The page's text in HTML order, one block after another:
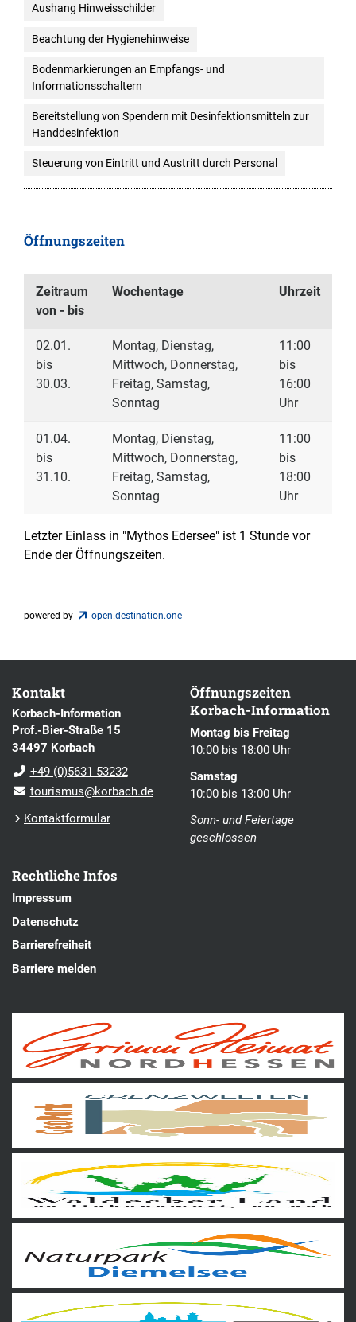
Aushang Hinweisschilder
Beachtung der Hygienehinweise
Bodenmarkierungen an Empfangs- und
Informationsschaltern
Bereitstellung von Spendern mit Desinfektionsmitteln zur
Handdesinfektion
Steuerung von Eintritt und Austritt durch Personal
Öffnungszeiten
Zeitraum
von - bis
Wochentage Uhrzeit
02.01.
bis
30.03.
Montag, Dienstag,
Mittwoch, Donnerstag,
Freitag, Samstag,
Sonntag
11:00
bis
16:00
Uhr
01.04.
bis
31.10.
Montag, Dienstag,
Mittwoch, Donnerstag,
Freitag, Samstag,
Sonntag
11:00
bis
18:00
Uhr
Letzter Einlass in "Mythos Edersee" ist 1 Stunde vor
Ende der Öffnungszeiten.
powered by open.destination.one
Kontakt
Korbach-Information
Prof.-Bier-Straße 15
34497 Korbach
+49 (0)5631 53232
tourismus@korbach.de
Kontaktformular
Öffnungszeiten
Korbach-Information
Montag bis Freitag
10:00 bis 18:00 Uhr
Samstag
10:00 bis 13:00 Uhr
Sonn- und Feiertage
geschlossen
Rechtliche Infos
Impressum
Datenschutz
Barrierefreiheit
Barriere melden